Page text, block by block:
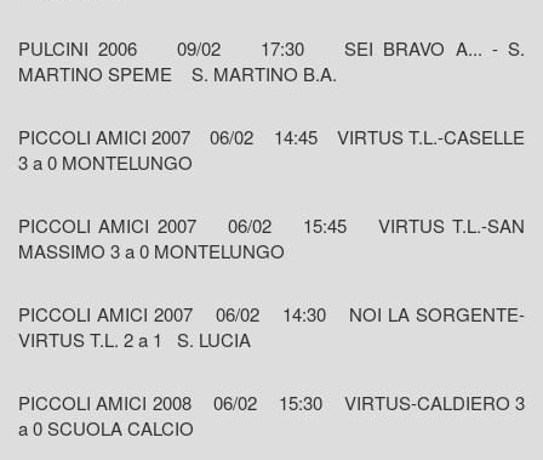
PULCINI 2006 09/02 17:30 SEI BRAVO A... - S.
MARTINO SPEME S. MARTINO B.A.
PICCOLI AMICI 2007 06/02 14:45 VIRTUS T.L.-CASELLE
3 a 0 MONTELUNGO
PICCOLI AMICI 2007 06/02 15:45 VIRTUS T.L.-SAN
MASSIMO 3 a 0 MONTELUNGO
PICCOLI AMICI 2007 06/02 14:30 NOI LA SORGENTE-
VIRTUS T.L. 2 a 1 S. LUCIA
PICCOLI AMICI 2008 06/02 15:30 VIRTUS-CALDIERO 3
a 0 SCUOLA CALCIO